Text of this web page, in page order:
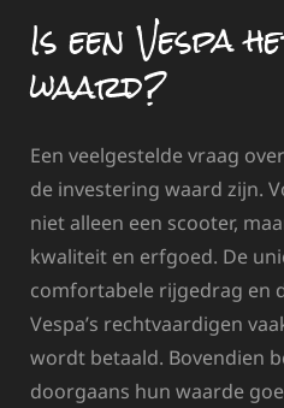
Is een Vespa
waard?
Een veelgestelde vraag
de investering waard zijn.
niet alleen een scooter,
kwaliteit en erfgoed. De
comfortabele rijgedrag en
Vespa’s rechtvaardigen
wordt betaald. Bovendien
doorgaans hun waarde